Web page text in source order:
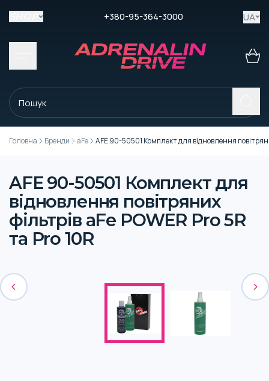
+380-95-364-3000 UA
Головна Бренди aFe AFE 90-50501 Комплект для відновлення
AFE 90-50501 Комплект для
відновлення повітряних
фільтрів aFe POWER Pro 5R
та Pro 10R